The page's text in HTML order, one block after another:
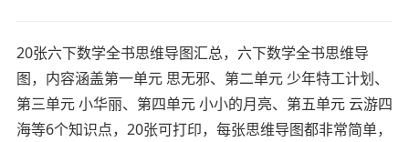
20张六下数学全书思维导图汇总，六下数学全书思维导
图，内容涵盖第一单元 思无邪、第二单元 少年特工计划、
第三单元 小华丽、第四单元 小小的月亮、第五单元 云游四
海等6个知识点，20张可打印，每张思维导图都非常简单，